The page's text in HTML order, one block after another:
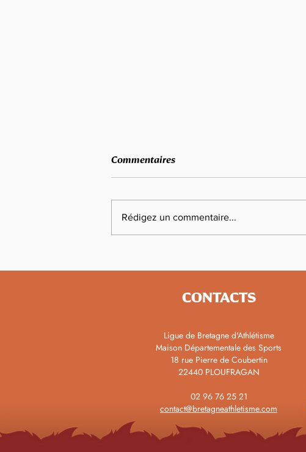
d'Épreuves Combinées : Maël
Commentaires
Rédigez un commentaire...
CONTACTS
Ligue de Bretagne d'Athlétisme
Maison Départementale des Sports
18 rue Pierre de Coubertin
22440 PLOUFRAGAN
02 96 76 25 21
contact@bretagneathletisme.com